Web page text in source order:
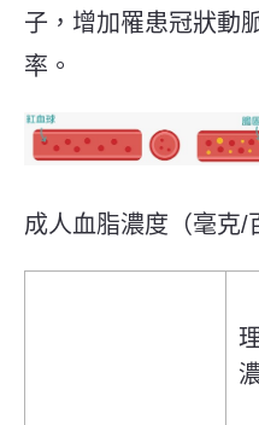
子，增加罹患冠狀動
率。
成人血脂濃度（毫克/